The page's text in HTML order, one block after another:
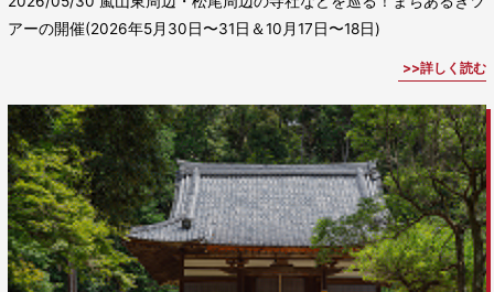
アーの開催(2026年5月30日〜31日＆10月17日〜18日)
詳しく読む